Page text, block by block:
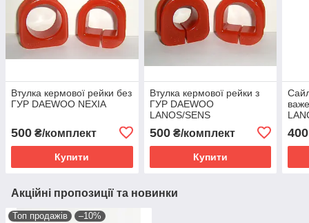
Втулка кермової рейки без
ГУР DAEWOO NEXIA
500 ₴/комплект
Купити
Втулка кермової рейки з
ГУР DAEWOO
LANOS/SENS
500₴/комплект
Купити
400
Акційні пропозиції та новинки
Топ продажів –10%